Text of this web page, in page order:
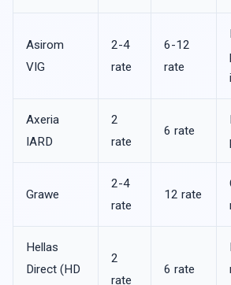
Asirom
VIG
2-4
rate
6-12
rate
Axeria
IARD
2
rate
6 rate
Grawe
2-4
rate
12 rate
Hellas
Direct (HD
2
rate
6 rate